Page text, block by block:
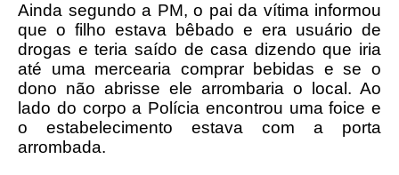
Ainda segundo a PM, o pai da vítima informou
que o filho estava bêbado e era usuário de
drogas e teria saído de casa dizendo que iria
até uma mercearia comprar bebidas e se o
dono não abrisse ele arrombaria o local. Ao
lado do corpo a Polícia encontrou uma foice e
o estabelecimento estava com a porta
arrombada.